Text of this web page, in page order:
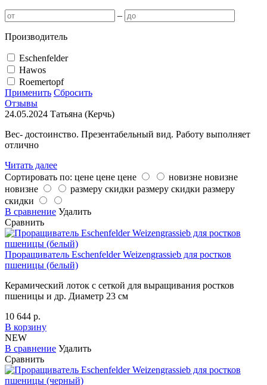
–
Производитель
Eschenfelder
Hawos
Roemertopf
Применить Сбросить
Отзывы
24.05.2024 Татьяна (Керчь)
Вес- достоинство. Презентабельный вид. Работу выполняет
отлично
Читать далее
Сортировать по: цене цене цене новизне новизне
новизне
размеру скидки размеру скидки размеру
скидки
В сравнение Удалить
Сравнить
Проращиватель Eschenfelder Weizengrassieb для ростков
пшеницы (белый)
Керамический лоток с сеткой для выращивания ростков
пшеницы и др. Диаметр 23 см
10 644 р.
В корзину
NEW
В сравнение Удалить
Сравнить